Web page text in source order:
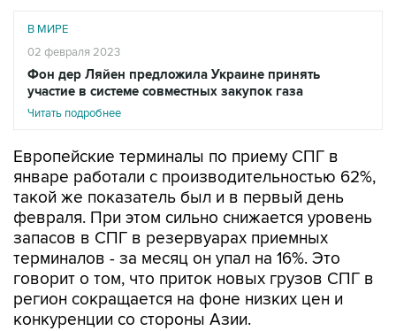
В МИРЕ
02 февраля 2023
Фон дер Ляйен предложила Украине принять
участие в системе совместных закупок газа
Читать подробнее
Европейские терминалы по приему СПГ в
январе работали с производительностью 62%,
такой же показатель был и в первый день
февраля. При этом сильно снижается уровень
запасов в СПГ в резервуарах приемных
терминалов - за месяц он упал на 16%. Это
говорит о том, что приток новых грузов СПГ в
регион сокращается на фоне низких цен и
конкуренции со стороны Азии.